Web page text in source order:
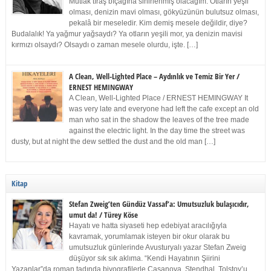
olması, denizin mavi olması, gökyüzünün bulutsuz olması,
pekalâ bir meseledir. Kim demiş mesele değildir, diye?
Budalalık! Ya yağmur yağsaydı? Ya otların yeşili mor, ya denizin mavisi
kırmızı olsaydı? Olsaydı o zaman mesele olurdu, işte. […]
A Clean, Well-Lighted Place – Aydınlık ve Temiz Bir Yer /
ERNEST HEMINGWAY
A Clean, Well-Lighted Place / ERNEST HEMINGWAY It
was very late and everyone had left the cafe except an old
man who sat in the shadow the leaves of the tree made
against the electric light. In the day time the street was
dusty, but at night the dew settled the dust and the old man […]
Kitap
Stefan Zweig’ten Gündüz Vassaf’a: Umutsuzluk bulaşıcıdır,
umut da! / Türey Köse
Hayatı ve hatta siyaseti hep edebiyat aracılığıyla
kavramak, yorumlamak isteyen bir okur olarak bu
umutsuzluk günlerinde Avusturyalı yazar Stefan Zweig
düşüyor sık sık aklıma. “Kendi Hayatının Şiirini
Yazanlar”da roman tadında biyografilerle Casanova, Stendhal, Tolstoy’u